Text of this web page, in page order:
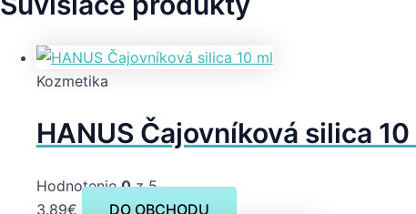
Kozmetika
HANUS Čajovníková silica 10
Hodnotenie0z 5
3.89€ DO OBCHODU